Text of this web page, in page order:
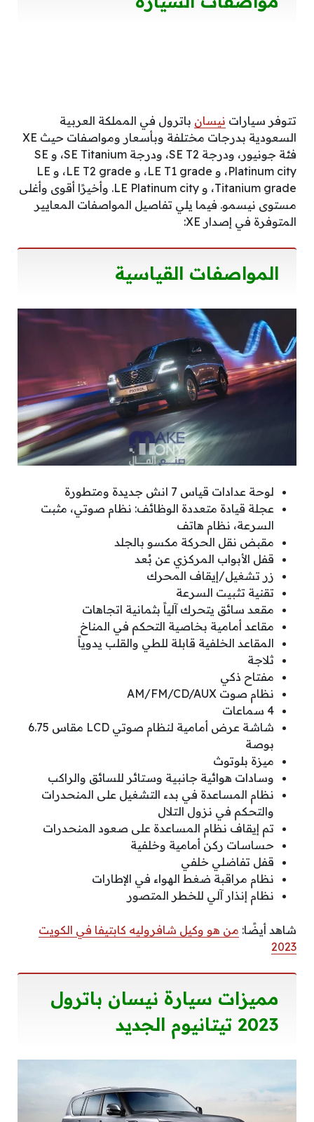
تتوفر سيارات نيسان باترول في المملكة العربية
السعودية بدرجات مختلفة وبأسعار ومواصفات حيث XE
فئة جونيور، ودرجة SE T2، ودرجة SE Titanium، و SE
Platinum city، و LE T1 grade، و LE T2 grade، و LE
Titanium grade، و LE Platinum city. وأخيرًا أقوى وأغلى
مستوى نيسمو. فيما يلي تفاصيل المواصفات المعايير
المتوفرة في إصدار XE:
المواصفات القياسية
لوحة عدادات قياس 7 انش جديدة ومتطورة
عجلة قيادة متعددة الوظائف: نظام صوتي، مثبت
السرعة، نظام هاتف
مقبض نقل الحركة مكسو بالجلد
قفل الأبواب المركزي عن بُعد
زر تشغيل/إيقاف المحرك
تقنية تثبيت السرعة
مقعد سائق يتحرك آلياً بثمانية اتجاهات
مقاعد أمامية بخاصية التحكم في المناخ
المقاعد الخلفية قابلة للطي والقلب يدوياً
ثلاجة
مفتاح ذكي
نظام صوت AM/FM/CD/AUX
4 سماعات
شاشة عرض أمامية لنظام صوتي LCD مقاس 6.75
بوصة
ميزة بلوتوث
وسادات هوائية جانبية وستائر للسائق والراكب
نظام المساعدة في بدء التشغيل على المنحدرات
والتحكم في نزول التلال
تم إيقاف نظام المساعدة على صعود المنحدرات
حساسات ركن أمامية وخلفية
قفل تفاضلي خلفي
نظام مراقبة ضغط الهواء في الإطارات
نظام إنذار آلي للخطر المتصور
شاهد أيضًا: من هو وكيل شافروليه كابتيفا في الكويت
2023
مميزات سيارة نيسان باترول
2023 تيتانيوم الجديد